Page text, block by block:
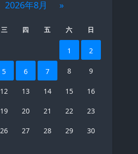
2026年8月 »
三 四 五 六 日
1 2
5 6 7 8 9
12 13 14 15 16
19 20 21 22 23
26 27 28 29 30